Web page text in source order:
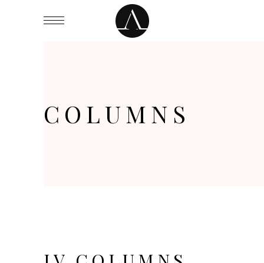
COLUMNS